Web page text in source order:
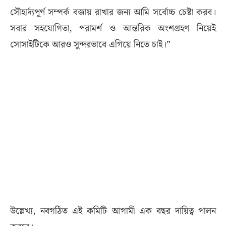
সৌহার্দ্যপূর্ণ সম্পর্ক বজায় রাখার জন্য আমি সর্বোচ্চ চেষ্টা করব।
সবার সহযোগিতা, পরামর্শ ও আন্তরিক অংশগ্রহণ নিয়েই
সোসাইটিকে আরও সুন্দরভাবে এগিয়ে নিতে চাই।”
উল্লেখ্য, নবগঠিত এই কমিটি আগামী এক বছর দায়িত্ব পালন